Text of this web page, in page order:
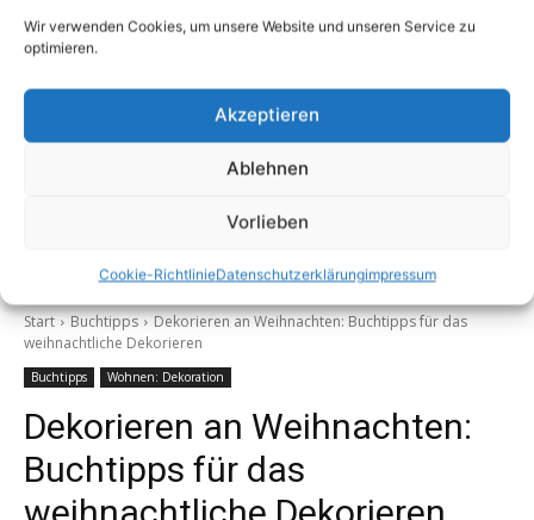
Wir verwenden Cookies, um unsere Website und unseren Service zu
optimieren.
Akzeptieren
Ablehnen
Vorlieben
Cookie-RichtlinieDatenschutzerklärungimpressum
Die richtigen Fenster für alle Geschmäcker
13. September 2024
Mehr laden